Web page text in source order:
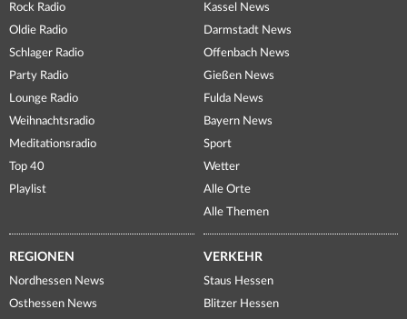
Rock Radio
Oldie Radio
Schlager Radio
Party Radio
Lounge Radio
Weihnachtsradio
Meditationsradio
Top 40
Playlist
Kassel News
Darmstadt News
Offenbach News
Gießen News
Fulda News
Bayern News
Sport
Wetter
Alle Orte
Alle Themen
REGIONEN
Nordhessen News
Osthessen News
VERKEHR
Staus Hessen
Blitzer Hessen